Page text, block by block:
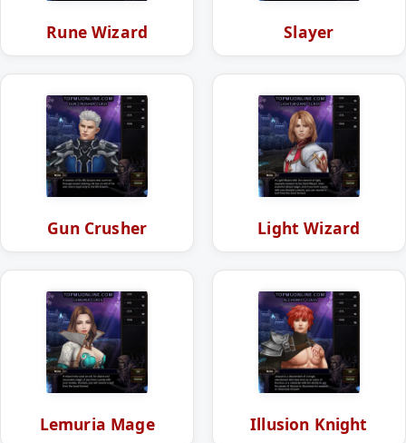
Rune Wizard Slayer
Gun Crusher Light Wizard
Lemuria Mage Illusion Knight